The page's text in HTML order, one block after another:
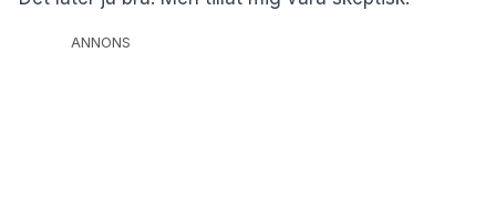
ANNONS